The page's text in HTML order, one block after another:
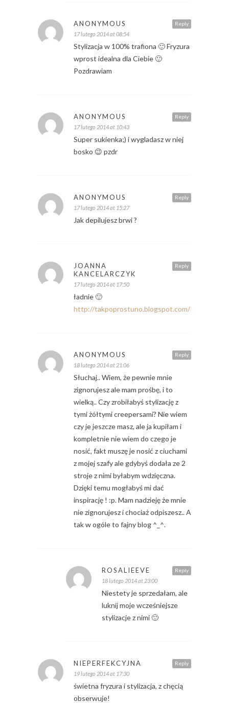
Reply
ANONYMOUS
17 lutego 2014 at 08:54
Stylizacja w 100% trafiona 🙂 Fryzura
wprost idealna dla Ciebie 🙂
Pozdrawiam
Reply
ANONYMOUS
17 lutego 2014 at 10:43
Super sukienka;) i wygladasz w niej
bosko 😉 pzdr
Reply
ANONYMOUS
17 lutego 2014 at 15:27
Jak depilujesz brwi ?
Reply
JOANNA
KANCELARCZYK
17 lutego 2014 at 17:50
ładnie 🙂
http://takpoprostuno.blogspot.com/
Reply
ANONYMOUS
18 lutego 2014 at 21:06
Słuchaj.. Wiem, że pewnie mnie
zignorujesz ale mam prośbę, i to
wielką.. Czy zrobiłabyś stylizację z
tymi żółtymi creepersami? Nie wiem
czy je jeszcze masz, ale ja kupiłam i
kompletnie nie wiem do czego je
nosić, fakt muszę je nosić z ciuchami
z mojej szafy ale gdybyś dodała ze 2
stroje z nimi byłabym wdzięczna.
Dzięki temu mogłabyś mi dać
inspirację ! :p. Mam nadzieję że mnie
nie zignorujesz i chociaż odpiszesz.. A
tak w ogóle to fajny blog ^_^.
Reply
ROSALIEEVE
18 lutego 2014 at 23:00
Niestety je sprzedałam, ale
luknij moje wcześniejsze
stylizacje z nimi 🙂
Reply
NIEPERFEKCYJNA
19 lutego 2014 at 17:30
świetna fryzura i stylizacja, z chęcią
obserwuje!